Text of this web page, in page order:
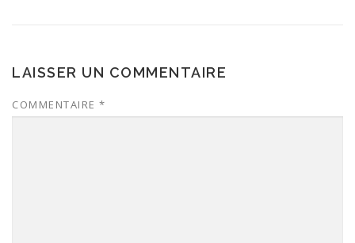
LAISSER UN COMMENTAIRE
COMMENTAIRE *